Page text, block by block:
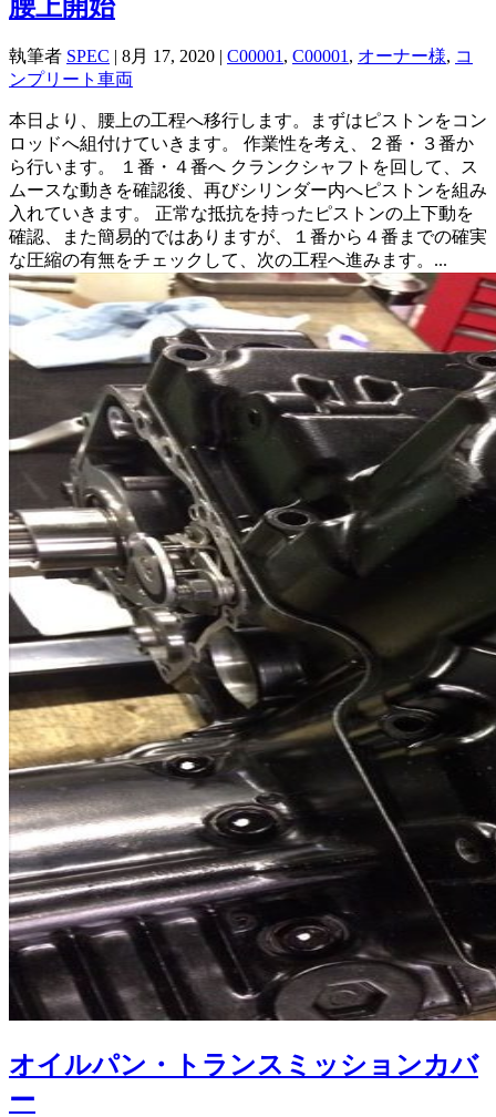
腰上開始
執筆者 SPEC | 8月 17, 2020 | C00001, C00001, オーナー様, コ
ンプリート車両
本日より、腰上の工程へ移行します。まずはピストンをコン
ロッドへ組付けていきます。 作業性を考え、２番・３番か
ら行います。 １番・４番へ クランクシャフトを回して、ス
ムースな動きを確認後、再びシリンダー内へピストンを組み
入れていきます。 正常な抵抗を持ったピストンの上下動を
確認、また簡易的ではありますが、１番から４番までの確実
な圧縮の有無をチェックして、次の工程へ進みます。...
オイルパン・トランスミッションカバ
ー